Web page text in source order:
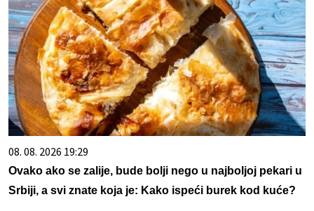
08. 08. 2026 19:29
Ovako ako se zalije, bude bolji nego u najboljoj pekari u
Srbiji, a svi znate koja je: Kako ispeći burek kod kuće?